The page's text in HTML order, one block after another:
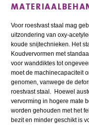
Voor roestvast staal mag
uitzondering van oxy-
koude snijtechnieken. Het
Koudvervormen met
voor wanddiktes tot
moet de machinecapaciteit
genomen, vanwege de
roestvast staal. Hoewel
vervorming in hogere mate
worden gehouden met het
bezit en minder geschikt is